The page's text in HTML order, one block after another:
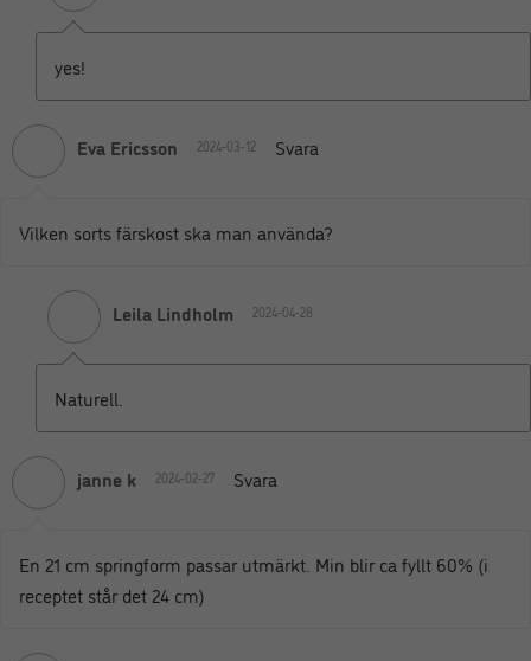
yes!
Eva Ericsson 2024-03-12 Svara
Vilken sorts färskost ska man använda?
Leila Lindholm 2024-04-28
Naturell.
janne k 2024-02-27 Svara
En 21 cm springform passar utmärkt. Min blir ca fyllt 60% (i
receptet står det 24 cm)